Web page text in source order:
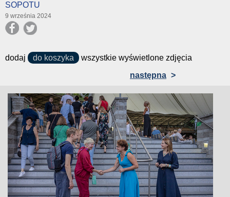
SOPOTU
9 września 2024
dodaj do koszyka
wszystkie wyświetlone zdjęcia
następna >